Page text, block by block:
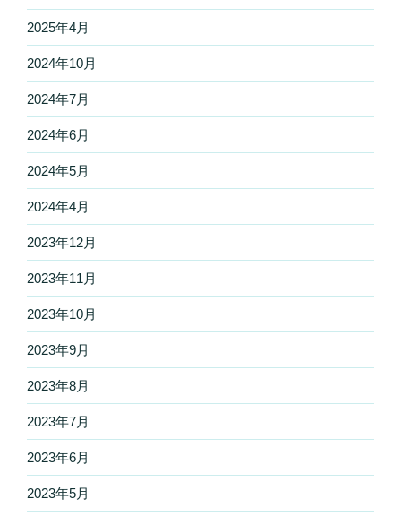
2025年4月
2024年10月
2024年7月
2024年6月
2024年5月
2024年4月
2023年12月
2023年11月
2023年10月
2023年9月
2023年8月
2023年7月
2023年6月
2023年5月